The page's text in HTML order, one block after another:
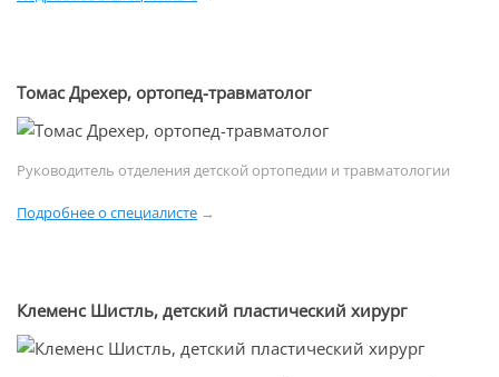
Томас Дрехер, ортопед-травматолог
Руководитель отделения детской ортопедии и травматологии
Подробнее о специалисте →
Клеменс Шистль, детский пластический хирург